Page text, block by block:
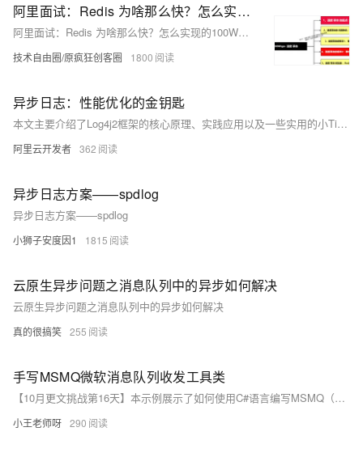
阿里面试：Redis 为啥那么快？怎么实现的100W并发？说出了6大架构，面试官跪地： 纯内存 + 尖端结构 + 无锁架构 + EDA架构 + 异步日志 + 集群架构
阿里面试：Redis 为啥那么快？怎么实现的100W并发？说出了6大架构，面试官跪地： 纯内存 + 尖端结构 + 无锁架构 + EDA架构 + 异步日志 + 集群架构
技术自由圈/原疯狂创客圈 1800
异步日志：性能优化的金钥匙
本文主要介绍了Log4j2框架的核心原理、实践应用以及一些实用的小Tips，力图揭示Log4j2这一强大日志记录工具在现代分布式服务架构运维中的关键作用。
阿里云开发者 362
异步日志方案——spdlog
异步日志方案——spdlog
小狮子安度因1 1815
云原生异步问题之消息队列中的异步如何解决
云原生异步问题之消息队列中的异步如何解决
真的很搞笑 255
手写MSMQ微软消息队列收发工具类
【10月更文挑战第16天】本示例展示了如何使用C#语言编写MSMQ（微软消息队列）的收发工具类，包括发送和接收消息的方法。通过检查队列是否存在并创建、使用`MessageQueue`类发送和接收消息。示例还提供了简单的调用方式，并提醒用户注意权限管理和异常处理。
小王老师呀 290